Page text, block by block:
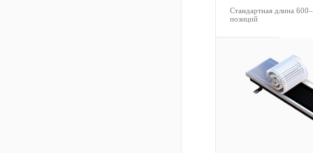
Стандартная длина
позиций